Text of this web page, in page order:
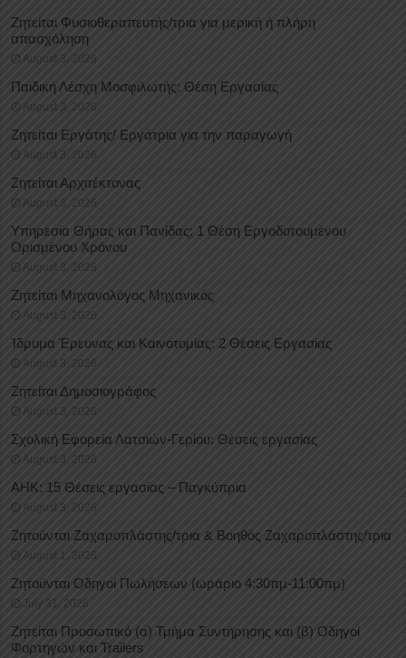
Ζητείται Φυσιοθεραπευτής/τρια για μερική ή πλήρη
απασχόληση
August 3, 2026
Παιδική Λέσχη Μοσφιλωτής: Θέση Εργασίας
August 3, 2026
Ζητείται Εργάτης/ Εργάτρια για την παραγωγή
August 3, 2026
Ζητείται Αρχιτέκτονας
August 3, 2026
Υπηρεσία Θήρας και Πανίδας: 1 Θέση Eργοδοτουμένου
Oρισμένου Xρόνου
August 3, 2026
Ζητείται Μηχανολόγος Μηχανικός
August 3, 2026
Ίδρυμα Έρευνας και Καινοτομίας: 2 Θέσεις Εργασίας
August 3, 2026
Ζητείται Δημοσιογράφος
August 3, 2026
Σχολική Εφορεία Λατσιών-Γερίου: Θέσεις εργασίας
August 3, 2026
ΑΗΚ: 15 Θέσεις εργασίας – Παγκύπρια
August 3, 2026
Ζητούνται Ζαχαροπλάστης/τρια & Βοηθός Ζαχαροπλάστης/τρια
August 1, 2026
Ζητούνται Οδηγοί Πωλήσεων (ωράριο 4:30πμ-11:00πμ)
July 31, 2026
Ζητείται Προσωπικό (α) Τμήμα Συντήρησης και (β) Οδηγοί
Φορτηγών και Trailers